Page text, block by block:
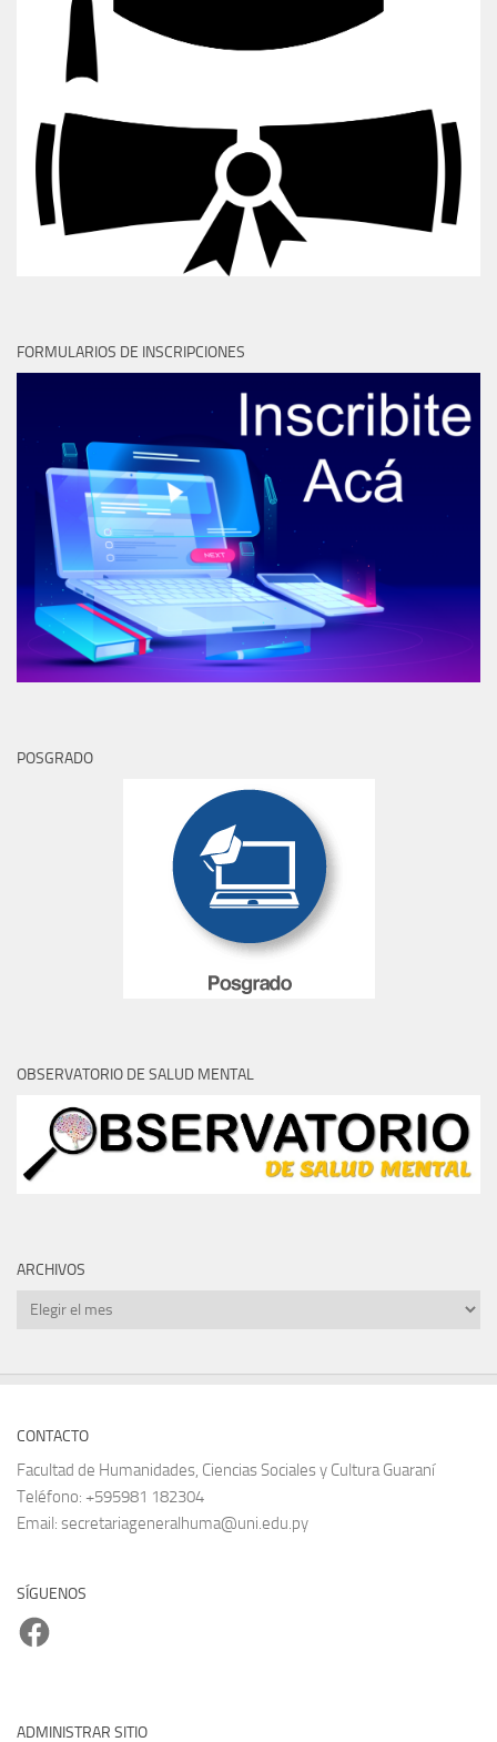
FORMULARIOS DE INSCRIPCIONES
POSGRADO
OBSERVATORIO DE SALUD MENTAL
ARCHIVOS
Archivos
CONTACTO
Facultad de Humanidades, Ciencias Sociales y Cultura Guaraní
Teléfono: +595981 182304
Email: secretariageneralhuma@uni.edu.py
SÍGUENOS
Facebook
ADMINISTRAR SITIO